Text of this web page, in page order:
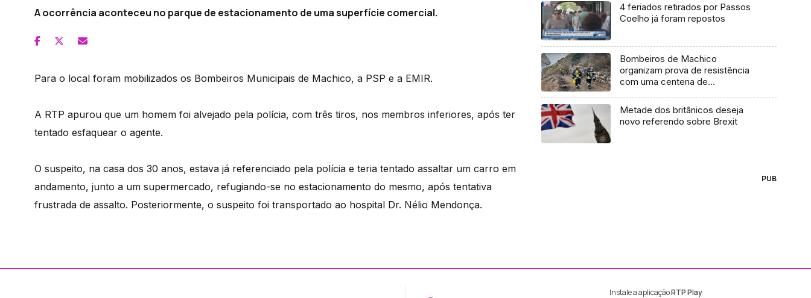
A ocorrência aconteceu no parque de estacionamento de uma superfície comercial.
Para o local foram mobilizados os Bombeiros Municipais de Machico, a PSP e a EMIR.
A RTP apurou que um homem foi alvejado pela polícia, com três tiros, nos membros inferiores, após ter
tentado esfaquear o agente.
O suspeito, na casa dos 30 anos, estava já referenciado pela polícia e teria tentado assaltar um carro em
andamento, junto a um supermercado, refugiando-se no estacionamento do mesmo, após tentativa
frustrada de assalto. Posteriormente, o suspeito foi transportado ao hospital Dr. Nélio Mendonça.
4 feriados retirados por Passos
Coelho já foram repostos
Bombeiros de Machico
organizam prova de resistência
com uma centena de
Metade dos britânicos deseja
novo referendo sobre Brexit
PUB
Instale a aplicaçãoRTP Play